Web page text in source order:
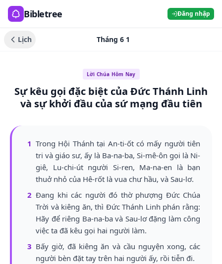
Bibletree Đăng nhập
Lịch Tháng 6 1
Lời Chúa Hôm Nay
Sự kêu gọi đặc biệt của Đức Thánh Linh
và sự khởi đầu của sứ mạng đầu tiên
1 Trong Hội Thánh tại An-ti-ốt có mấy người tiên
tri và giáo sư, ấy là Ba-na-ba, Si-mê-ôn gọi là Ni-
giê, Lu-chi-út người Si-ren, Ma-na-en là bạn
thuở nhỏ của Hê-rốt là vua chư hầu, và Sau-lơ.
2 Đang khi các người đó thờ phượng Đức Chúa
Trời và kiêng ăn, thì Đức Thánh Linh phán rằng:
Hãy để riêng Ba-na-ba và Sau-lơ đặng làm công
việc ta đã kêu gọi hai người làm.
3 Bấy giờ, đã kiêng ăn và cầu nguyện xong, các
người bèn đặt tay trên hai người ấy, rồi tiễn đi.